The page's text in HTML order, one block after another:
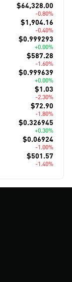
$64,328.00
-0.80%
$1,904.16
-0.40%
$0.999293
+0.00%
$587.28
-1.60%
$0.999639
+0.00%
$1.03
-2.30%
$72.90
-1.80%
$0.326945
+0.30%
$0.06924
-1.00%
$501.57
-1.40%